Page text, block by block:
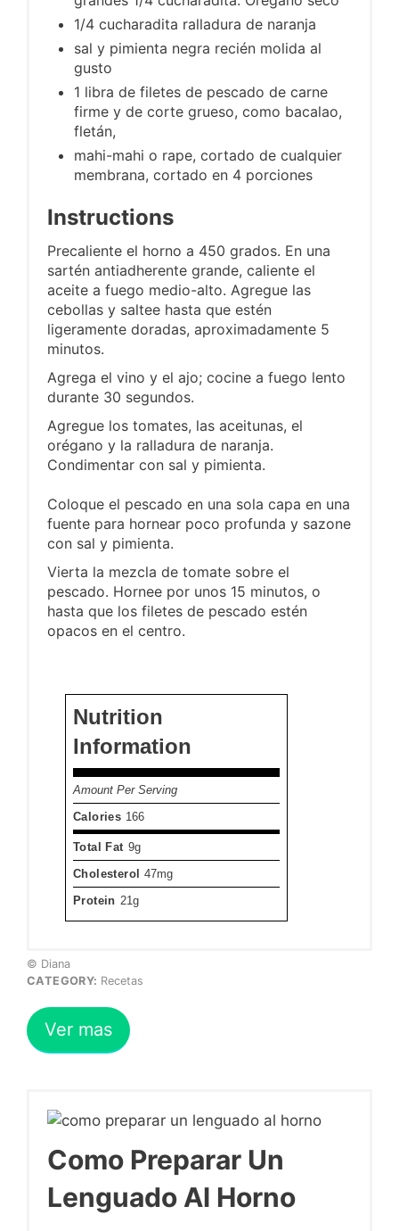
1/4 cucharadita ralladura de naranja
sal y pimienta negra recién molida al
gusto
1 libra de filetes de pescado de carne
firme y de corte grueso, como bacalao,
fletán,
mahi-mahi o rape, cortado de cualquier
membrana, cortado en 4 porciones
Instructions
Precaliente el horno a 450 grados. En una
sartén antiadherente grande, caliente el
aceite a fuego medio-alto. Agregue las
cebollas y saltee hasta que estén
ligeramente doradas, aproximadamente 5
minutos.
Agrega el vino y el ajo; cocine a fuego lento
durante 30 segundos.
Agregue los tomates, las aceitunas, el
orégano y la ralladura de naranja.
Condimentar con sal y pimienta.
Coloque el pescado en una sola capa en una
fuente para hornear poco profunda y sazone
con sal y pimienta.
Vierta la mezcla de tomate sobre el
pescado. Hornee por unos 15 minutos, o
hasta que los filetes de pescado estén
opacos en el centro.
Nutrition
Information
Amount Per Serving
Calories 166
Total Fat 9g
Cholesterol
47mg
Protein 21g
© Diana
CATEGORY: Recetas
Ver mas
Como Preparar Un
Lenguado Al Horno